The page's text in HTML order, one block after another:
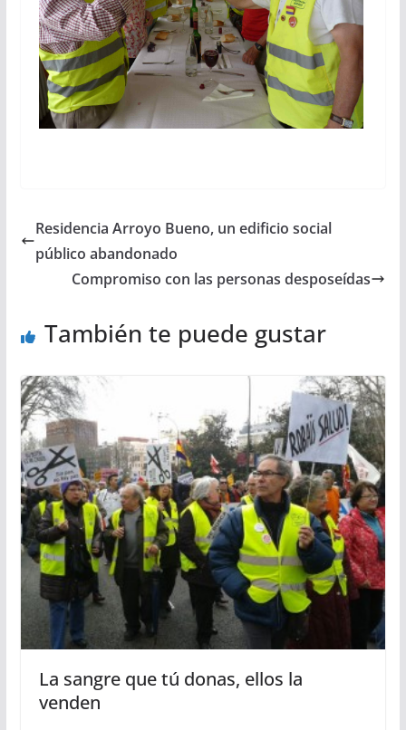
Residencia Arroyo Bueno, un edificio social
público abandonado
Compromiso con las personas desposeídas
También te puede gustar
La sangre que tú donas, ellos la
venden